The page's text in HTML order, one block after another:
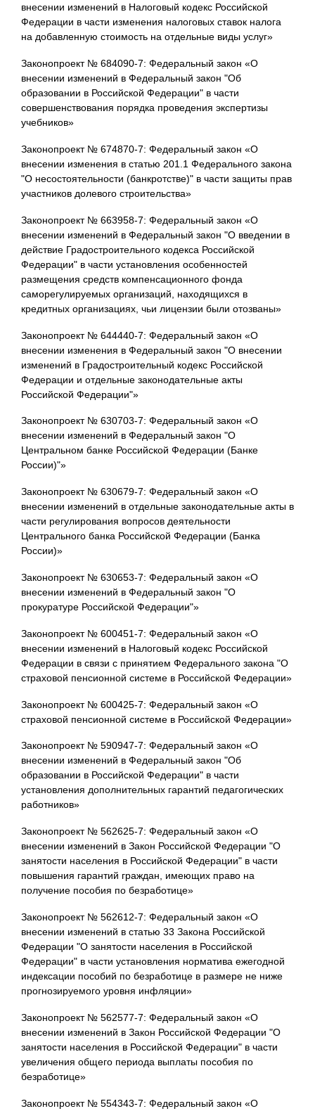
внесении изменений в Налоговый кодекс Российской
Федерации в части изменения налоговых ставок налога
на добавленную стоимость на отдельные виды услуг»
Законопроект № 684090-7: Федеральный закон «О
внесении изменений в Федеральный закон "Об
образовании в Российской Федерации" в части
совершенствования порядка проведения экспертизы
учебников»
Законопроект № 674870-7: Федеральный закон «О
внесении изменения в статью 201.1 Федерального закона
"О несостоятельности (банкротстве)" в части защиты прав
участников долевого строительства»
Законопроект № 663958-7: Федеральный закон «О
внесении изменений в Федеральный закон "О введении в
действие Градостроительного кодекса Российской
Федерации" в части установления особенностей
размещения средств компенсационного фонда
саморегулируемых организаций, находящихся в
кредитных организациях, чьи лицензии были отозваны»
Законопроект № 644440-7: Федеральный закон «О
внесении изменения в Федеральный закон "О внесении
изменений в Градостроительный кодекс Российской
Федерации и отдельные законодательные акты
Российской Федерации"»
Законопроект № 630703-7: Федеральный закон «О
внесении изменений в Федеральный закон "О
Центральном банке Российской Федерации (Банке
России)"»
Законопроект № 630679-7: Федеральный закон «О
внесении изменений в отдельные законодательные акты в
части регулирования вопросов деятельности
Центрального банка Российской Федерации (Банка
России)»
Законопроект № 630653-7: Федеральный закон «О
внесении изменений в Федеральный закон "О
прокуратуре Российской Федерации"»
Законопроект № 600451-7: Федеральный закон «О
внесении изменений в Налоговый кодекс Российской
Федерации в связи с принятием Федерального закона "О
страховой пенсионной системе в Российской Федерации»
Законопроект № 600425-7: Федеральный закон «О
страховой пенсионной системе в Российской Федерации»
Законопроект № 590947-7: Федеральный закон «О
внесении изменений в Федеральный закон "Об
образовании в Российской Федерации" в части
установления дополнительных гарантий педагогических
работников»
Законопроект № 562625-7: Федеральный закон «О
внесении изменений в Закон Российской Федерации "О
занятости населения в Российской Федерации" в части
повышения гарантий граждан, имеющих право на
получение пособия по безработице»
Законопроект № 562612-7: Федеральный закон «О
внесении изменений в статью 33 Закона Российской
Федерации "О занятости населения в Российской
Федерации" в части установления норматива ежегодной
индексации пособий по безработице в размере не ниже
прогнозируемого уровня инфляции»
Законопроект № 562577-7: Федеральный закон «О
внесении изменений в Закон Российской Федерации "О
занятости населения в Российской Федерации" в части
увеличения общего периода выплаты пособия по
безработице»
Законопроект № 554343-7: Федеральный закон «О